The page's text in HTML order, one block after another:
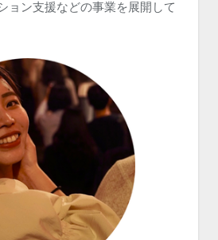
ョン支援などの事業を展開して